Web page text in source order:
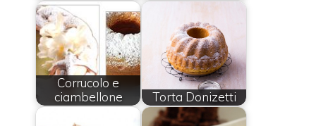
Corrucolo e
ciambellone
Torta Donizetti